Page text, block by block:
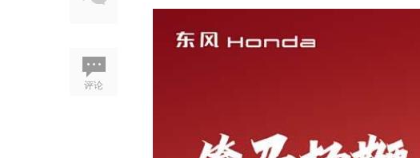
评论